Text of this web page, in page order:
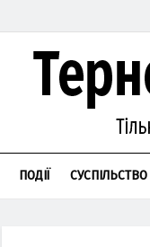
ПОДІЇ СУСПІЛЬСТВО